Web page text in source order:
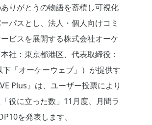
ありがとうの物語を蓄積し可視化
パスとし、法人・個人向けコミ
ビスを展開する株式会社オーケ
社：東京都港区、代表取締役：
下「オーケーウェブ」）が提供す
Plus』は、ユーザー投票により
役に立った数」11月度、月間ラ
を発表します。